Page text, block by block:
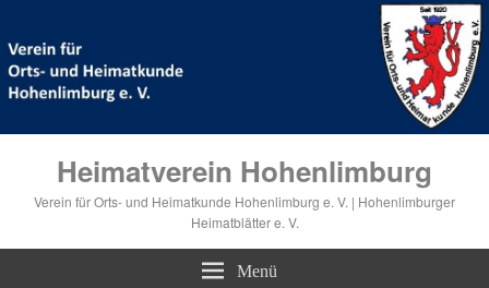
Heimatverein Hohenlimburg
Verein für Orts- und Heimatkunde Hohenlimburg e. V. | Hohenlimburger
Heimatblätter e. V.
Menü